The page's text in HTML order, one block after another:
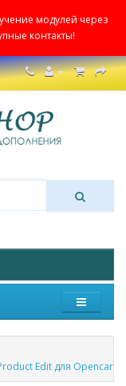
модулей через
контакты!
Edit для Opencart